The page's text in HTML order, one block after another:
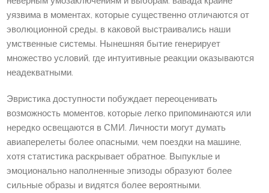
уязвима в моментах, которые существенно отличаются от
эволюционной среды, в каковой выстраивались наши
умственные системы. Нынешняя бытие генерирует
множество условий, где интуитивные реакции оказываются
неадекватными.
Эвристика доступности побуждает переоценивать
возможность моментов, которые легко припоминаются или
нередко освещаются в СМИ. Личности могут думать
авиаперелеты более опасными, чем поездки на машине,
хотя статистика раскрывает обратное. Выпуклые и
эмоционально наполненные эпизоды образуют более
сильные образы и видятся более вероятными.